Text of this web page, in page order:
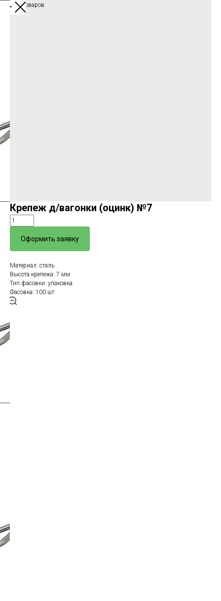
Каталог товаров
Крепеж д/вагонки (оцинк) №7
Оформить заявку
Материал: сталь
Высота крепежа: 7 мм
Тип фасовки: упаковка
Фасовка: 100 шт